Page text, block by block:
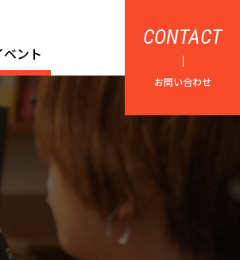
ベント
CONTACT
お問い合わせ